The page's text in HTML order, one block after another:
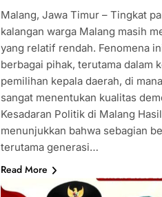
Malang, Jawa Timur – Tingkat
kalangan warga Malang masih
yang relatif rendah. Fenomena
berbagai pihak, terutama dalam
pemilihan kepala daerah, di
sangat menentukan kualitas
Kesadaran Politik di Malang
menunjukkan bahwa sebagian
terutama generasi…
Read More